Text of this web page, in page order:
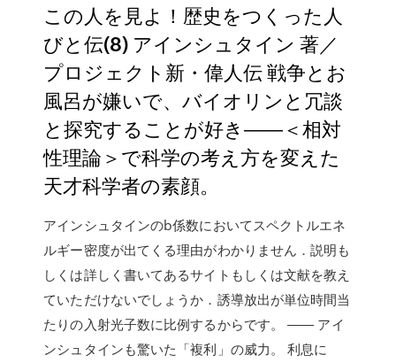
この人を見よ！歴史をつくった人
びと伝(8) アインシュタイン 著／
プロジェクト新・偉人伝 戦争とお
風呂が嫌いで、バイオリンと冗談
と探究することが好き――＜相対
性理論＞で科学の考え方を変えた
天才科学者の素顔。
アインシュタインのb係数においてスペクトルエネ
ルギー密度が出てくる理由がわかりません．説明も
しくは詳しく書いてあるサイトもしくは文献を教え
ていただけないでしょうか．誘導放出が単位時間当
たりの入射光子数に比例するからです。 ―― アイ
ンシュタインも驚いた「複利」の威力。 利息に